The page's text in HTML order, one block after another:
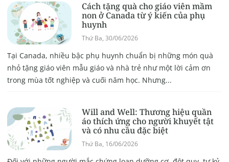
Cách tặng quà cho giáo viên mầm
non ở Canada từ ý kiến của phụ
huynh
Thứ Ba, 30/06/2026
Tại Canada, nhiều bậc phụ huynh chuẩn bị những món quà
nhỏ tặng giáo viên mẫu giáo và nhà trẻ như một lời cảm ơn
trong mùa tốt nghiệp và cuối năm học. Nhưng...
Will and Well: Thương hiệu quần
áo thích ứng cho người khuyết tật
và có nhu cầu đặc biệt
Thứ Ba, 16/06/2026